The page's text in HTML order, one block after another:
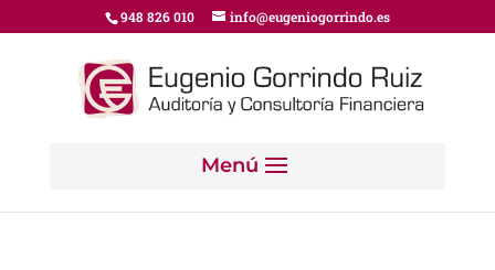
948 826 010 info@eugeniogorrindo.es